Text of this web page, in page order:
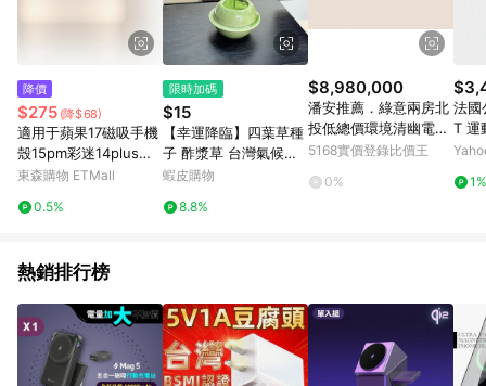
降價
$275 (降$68)
適用于蘋果17磁吸手機
殼15pm彩迷14plus雙
層p硅膠iphone16pro
摔高級耐用磨軍事風m
東森購物 ETMall
0.5%
限時加碼
$15
【幸運降臨】四葉草種
子 酢漿草 台灣氣候四
季可種 陽台盆栽 辦公
用兩相宜
蝦皮購物
8.8%
$8,980,000
潘安推薦．綠意兩房北
投低總價環境清幽電梯
美宅｜台北市北投區溫
5168實價登錄比價王
0%
法國
T 運
2色
1%
熱銷排行榜